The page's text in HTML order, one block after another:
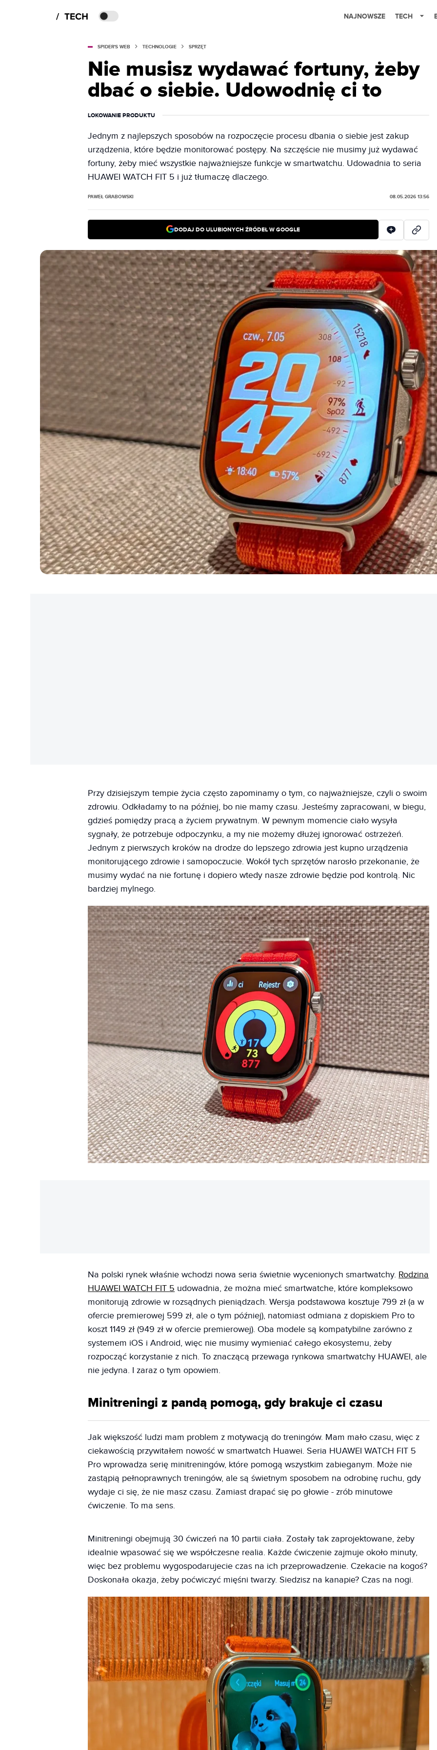
NAJNOWSZE TECH
SPIDER'S WEB TECHNOLOGIE SPRZĘT
Nie musisz wydawać fortuny, żeby
dbać o siebie. Udowodnię ci to
LOKOWANIE PRODUKTU
Jednym z najlepszych sposobów na rozpoczęcie procesu dbania o siebie jest zakup
urządzenia, które będzie monitorować postępy. Na szczęście nie musimy już wydawać
fortuny, żeby mieć wszystkie najważniejsze funkcje w smartwatchu. Udowadnia to seria
HUAWEI WATCH FIT 5 i już tłumaczę dlaczego.
PAWEŁ GRABOWSKI 08.05.2026 13:56
DODAJ DO ULUBIONYCH ŹRÓDEŁ W GOOGLE
Przy dzisiejszym tempie życia często zapominamy o tym, co najważniejsze, czyli o swoim
zdrowiu. Odkładamy to na później, bo nie mamy czasu. Jesteśmy zapracowani, w biegu,
gdzieś pomiędzy pracą a życiem prywatnym. W pewnym momencie ciało wysyła
sygnały, że potrzebuje odpoczynku, a my nie możemy dłużej ignorować ostrzeżeń.
Jednym z pierwszych kroków na drodze do lepszego zdrowia jest kupno urządzenia
monitorującego zdrowie i samopoczucie. Wokół tych sprzętów narosło przekonanie, że
musimy wydać na nie fortunę i dopiero wtedy nasze zdrowie będzie pod kontrolą. Nic
bardziej mylnego.
Na polski rynek właśnie wchodzi nowa seria świetnie wycenionych smartwatchy. Rodzina
HUAWEI WATCH FIT 5 udowadnia, że można mieć smartwatche, które kompleksowo
monitorują zdrowie w rozsądnych pieniądzach. Wersja podstawowa kosztuje 799 zł (a w
ofercie premierowej 599 zł, ale o tym później), natomiast odmiana z dopiskiem Pro to
koszt 1149 zł (949 zł w ofercie premierowej). Oba modele są kompatybilne zarówno z
systemem iOS i Android, więc nie musimy wymieniać całego ekosystemu, żeby
rozpocząć korzystanie z nich. To znaczącą przewaga rynkowa smartwatchy HUAWEI, ale
nie jedyna. I zaraz o tym opowiem.
Minitreningi z pandą pomogą, gdy brakuje ci czasu
Jak większość ludzi mam problem z motywacją do treningów. Mam mało czasu, więc z
ciekawością przywitałem nowość w smartwatch Huawei. Seria HUAWEI WATCH FIT 5
Pro wprowadza serię minitreningów, które pomogą wszystkim zabieganym. Może nie
zastąpią pełnoprawnych treningów, ale są świetnym sposobem na odrobinę ruchu, gdy
wydaje ci się, że nie masz czasu. Zamiast drapać się po głowie - zrób minutowe
ćwiczenie. To ma sens.
Minitreningi obejmują 30 ćwiczeń na 10 partii ciała. Zostały tak zaprojektowane, żeby
idealnie wpasować się we współczesne realia. Każde ćwiczenie zajmuje około minuty,
więc bez problemu wygospodarujecie czas na ich przeprowadzenie. Czekacie na kogoś?
Doskonała okazja, żeby poćwiczyć mięśni twarzy. Siedzisz na kanapie? Czas na nogi.